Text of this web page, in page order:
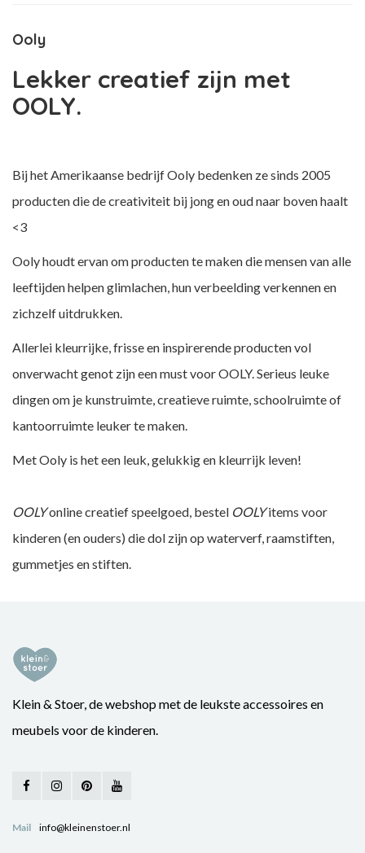
Ooly
Lekker creatief zijn met
OOLY.
Bij het Amerikaanse bedrijf Ooly bedenken ze sinds 2005
producten die de creativiteit bij jong en oud naar boven haalt
<3
Ooly houdt ervan om producten te maken die mensen van alle
leeftijden helpen glimlachen, hun verbeelding verkennen en
zichzelf uitdrukken.
Allerlei kleurrijke, frisse en inspirerende producten vol
onverwacht genot zijn een must voor OOLY. Serieus leuke
dingen om je kunstruimte, creatieve ruimte, schoolruimte of
kantoorruimte leuker te maken.
Met Ooly is het een leuk, gelukkig en kleurrijk leven!
OOLYonline creatief speelgoed, bestel OOLYitems voor
kinderen (en ouders) die dol zijn op waterverf, raamstiften,
gummetjes en stiften.
Klein & Stoer, de webshop met de leukste accessoires en
meubels voor de kinderen.
Mail info@kleinenstoer.nl